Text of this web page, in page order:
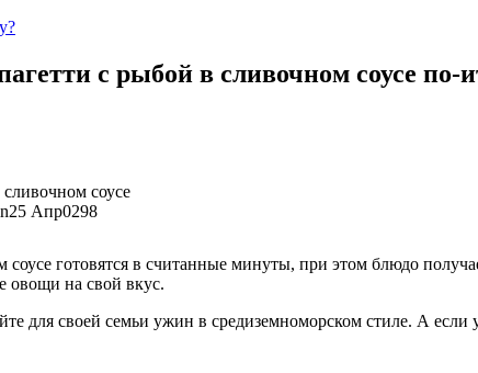
с рыбой в сливочном соусе по-
25 Апр0298
соусе готовятся в считанные минуты, при этом блюдо
овощи на свой вкус.
для своей семьи ужин в средиземноморском стиле. А